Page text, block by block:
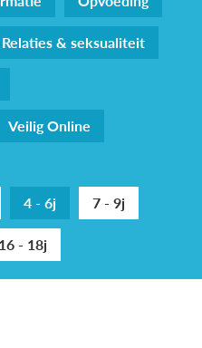
Relaties & seksualiteit
Veilig Online
4 - 6j
7 - 9j
16 - 18j